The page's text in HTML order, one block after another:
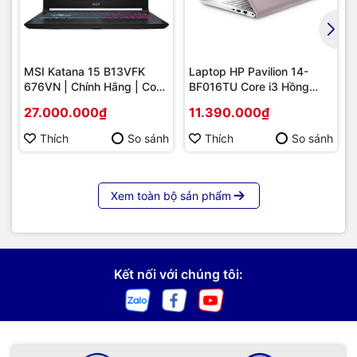
mật vân tay. Khởi động máy chỉ với 1 cái chạm tay đồng thời
bảo vệ an toàn cho dữ liệu trên máy.
MSI Katana 15 B13VFK
676VN | Chính Hãng | Core
Giá Tốt
27.000.000₫
Thích So sánh
Laptop HP Pavilion 14-
BF016TU Core i3 Hồng
11.390.000₫
Thích So sánh
Xem toàn bộ sản phẩm
Kết nối với chúng tôi: